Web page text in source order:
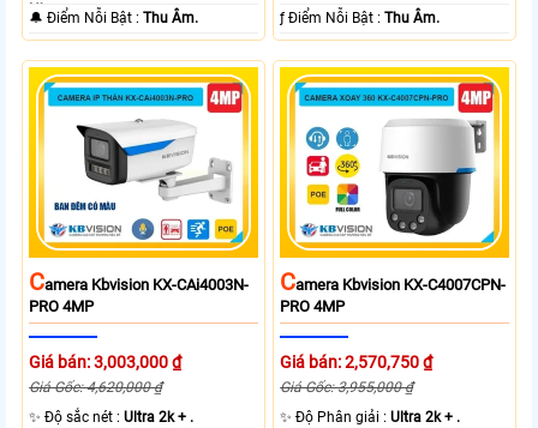
Nhựa.
️🔔 Điểm Nỗi Bật :Thu Âm.
️ƒ Điểm Nỗi Bật :Thu Âm.
CAmera Kbvision KX-CAi4003N-
PRO 4MP
Giá bán: 3,003,000 ₫
Giá Gốc: 4,620,000 ₫
✨ Độ sắc nét :Ultra 2k + .
CAmera Kbvision KX-C4007CPN-
PRO 4MP
Giá bán: 2,570,750 ₫
Giá Gốc: 3,955,000 ₫
✨ Độ Phân giải :Ultra 2k + .